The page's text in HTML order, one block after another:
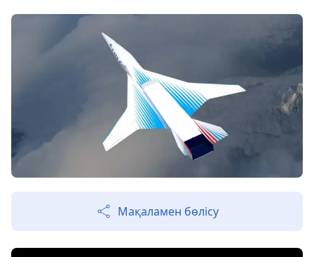
Мақаламен бөлісу